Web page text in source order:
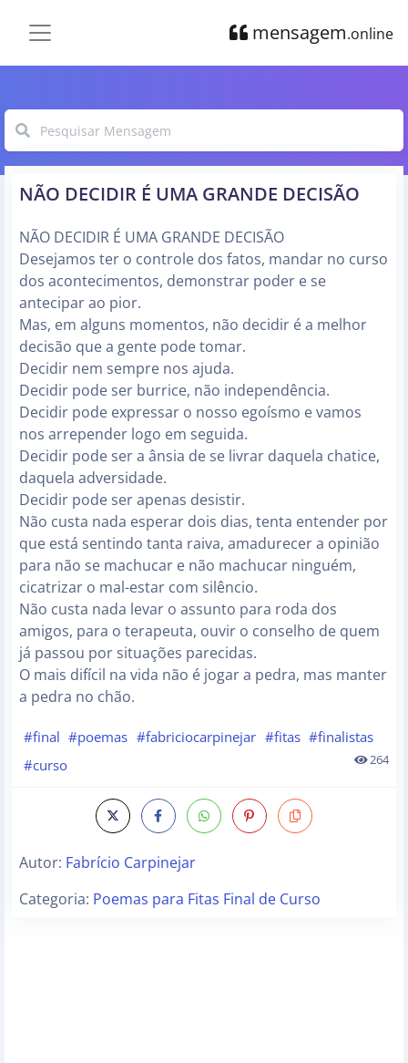
mensagem.online
NÃO DECIDIR É UMA GRANDE DECISÃO
NÃO DECIDIR É UMA GRANDE DECISÃO
Desejamos ter o controle dos fatos, mandar no curso
dos acontecimentos, demonstrar poder e se
antecipar ao pior.
Mas, em alguns momentos, não decidir é a melhor
decisão que a gente pode tomar.
Decidir nem sempre nos ajuda.
Decidir pode ser burrice, não independência.
Decidir pode expressar o nosso egoísmo e vamos
nos arrepender logo em seguida.
Decidir pode ser a ânsia de se livrar daquela chatice,
daquela adversidade.
Decidir pode ser apenas desistir.
Não custa nada esperar dois dias, tenta entender por
que está sentindo tanta raiva, amadurecer a opinião
para não se machucar e não machucar ninguém,
cicatrizar o mal-estar com silêncio.
Não custa nada levar o assunto para roda dos
amigos, para o terapeuta, ouvir o conselho de quem
já passou por situações parecidas.
O mais difícil na vida não é jogar a pedra, mas manter
a pedra no chão.
#final #poemas #fabriciocarpinejar #fitas #finalistas
#curso
264
Autor: Fabrício Carpinejar
Categoria: Poemas para Fitas Final de Curso